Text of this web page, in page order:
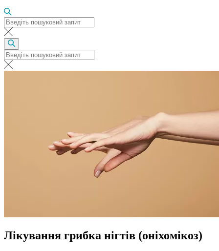
Лікування грибка нігтів (оніхомікоз)